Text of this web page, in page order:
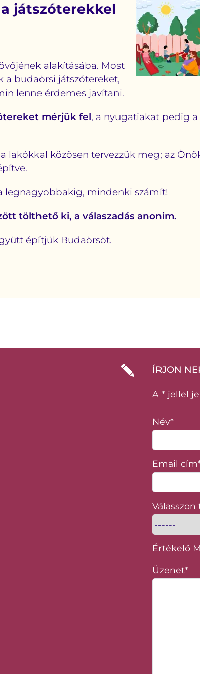
játszóterekkel
alakításába. Most
a budaörsi játszótereket,
lenne érdemes javítani.
mérjük fel, a nyugatiakat pedig a
lakókkal közösen tervezzük meg; az
legnagyobbakig, mindenki számít!
tölthető ki, a válaszadás anonim.
építjük Budaörsöt.
ÍRJON
A * jellel
Név*
Email
Értékelő
Üzenet*